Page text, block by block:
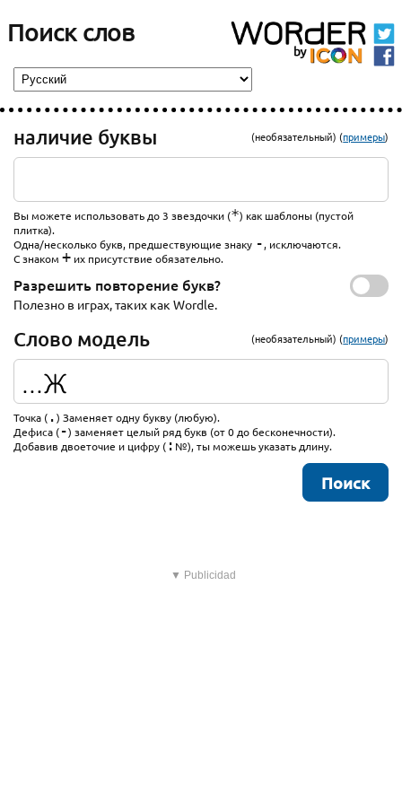
Поиск слов
наличие буквы (необязательный) (примеры)
Вы можете использовать до 3 звездочки (*) как шаблоны (пустой
плитка).
Одна/несколько букв, предшествующие знаку -, исключаются.
С знаком +их присутствие обязательно.
Разрешить повторение букв?
Полезно в играх, таких как Wordle.
Слово модель (необязательный) (примеры)
Точка (.) Заменяет одну букву (любую).
Дефиса (-) заменяет целый ряд букв (от 0 до бесконечности).
Добавив двоеточие и цифру (: №), ты можешь указать длину.
▼ Publicidad